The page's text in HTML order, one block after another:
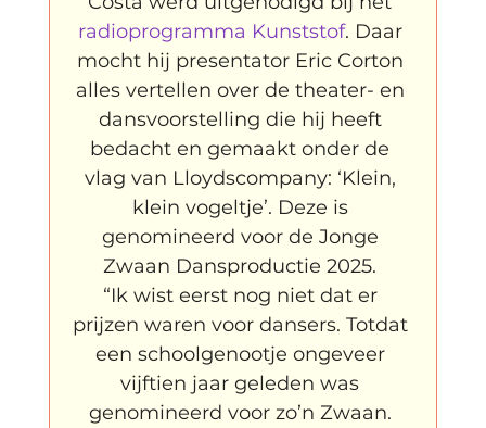
radioprogramma Kunststof. Daar
mocht hij presentator Eric Corton
alles vertellen over de theater- en
dansvoorstelling die hij heeft
bedacht en gemaakt onder de
vlag van Lloydscompany: ‘Klein,
klein vogeltje’. Deze is
genomineerd voor de Jonge
Zwaan Dansproductie 2025.
“Ik wist eerst nog niet dat er
prijzen waren voor dansers. Totdat
een schoolgenootje ongeveer
vijftien jaar geleden was
genomineerd voor zo’n Zwaan.